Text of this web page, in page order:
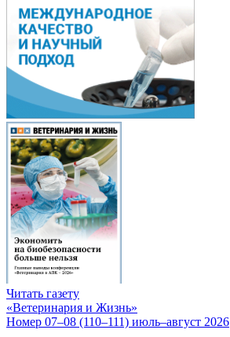
Читать газету
«Ветеринария и Жизнь»
Номер 07–08 (110–111) июль–август 2026